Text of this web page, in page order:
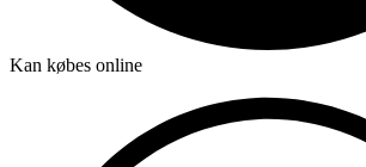
Kan købes online